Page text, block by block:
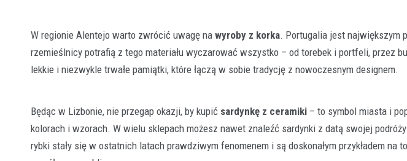
W regionie Alentejo warto zwrócić uwagę na wyroby z korka. Portugalia jest największym
rzemieślnicy potrafią z tego materiału wyczarować wszystko – od torebek i portfeli, przez
lekkie i niezwykle trwałe pamiątki, które łączą w sobie tradycję z nowoczesnym designem.
Będąc w Lizbonie, nie przegap okazji, by kupić sardynkę z ceramiki – to symbol miasta i
kolorach i wzorach. W wielu sklepach możesz nawet znaleźć sardynki z datą swojej
rybki stały się w ostatnich latach prawdziwym fenomenem i są doskonałym przykładem na